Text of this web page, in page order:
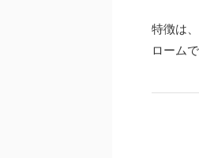
特徴は
ローム